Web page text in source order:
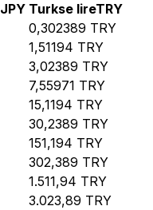
JPY Turkse lireTRY
0,302389 TRY
1,51194 TRY
3,02389 TRY
7,55971 TRY
15,1194 TRY
30,2389 TRY
151,194 TRY
302,389 TRY
1.511,94 TRY
3.023,89 TRY